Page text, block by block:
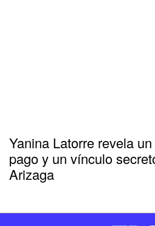
Yanina Latorre revela
pago y un vínculo
Arizaga